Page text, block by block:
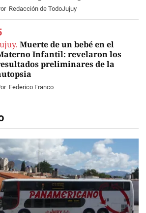
Redacción de TodoJujuy
Muerte de un bebé en el
Infantil: revelaron los
preliminares de la
Federico Franco